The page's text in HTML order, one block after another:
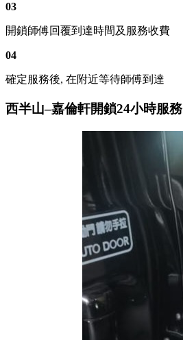
03
開鎖師傅回覆到達時間及服務收費
04
確定服務後, 在附近等待師傅到達
西半山–嘉倫軒開鎖24小時服務